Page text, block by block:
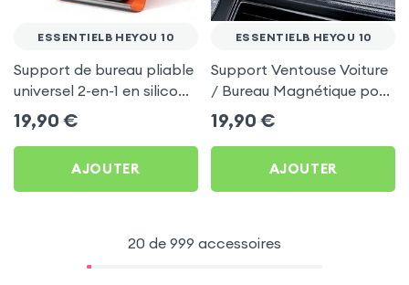
ESSENTIELB HEYOU 10
Support de bureau pliable
universel 2-en-1 en silicone
pour smartphone et
tablette - Orange
19,90 €
AJOUTER
ESSENTIELB HEYOU 10
Support Ventouse Voiture
/ Bureau Magnétique pour
Essentielb HEYou 10
19,90 €
AJOUTER
20 de 999 accessoires